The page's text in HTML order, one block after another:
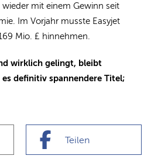
mit einem Gewinn seit
Im Vorjahr musste Easyjet
Mio. £ hinnehmen.
wirklich gelingt, bleibt
definitiv spannendere Titel;
Teilen